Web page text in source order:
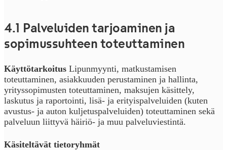
4.1 Palveluiden tarjoaminen ja
sopimussuhteen toteuttaminen
Käyttötarkoitus Lipunmyynti, matkustamisen
toteuttaminen, asiakkuuden perustaminen ja hallinta,
yrityssopimusten toteuttaminen, maksujen käsittely,
laskutus ja raportointi, lisä- ja erityispalveluiden (kuten
avustus- ja auton kuljetuspalveluiden) toteuttaminen sekä
palveluun liittyvä häiriö- ja muu palveluviestintä.
Käsiteltävät tietoryhmät